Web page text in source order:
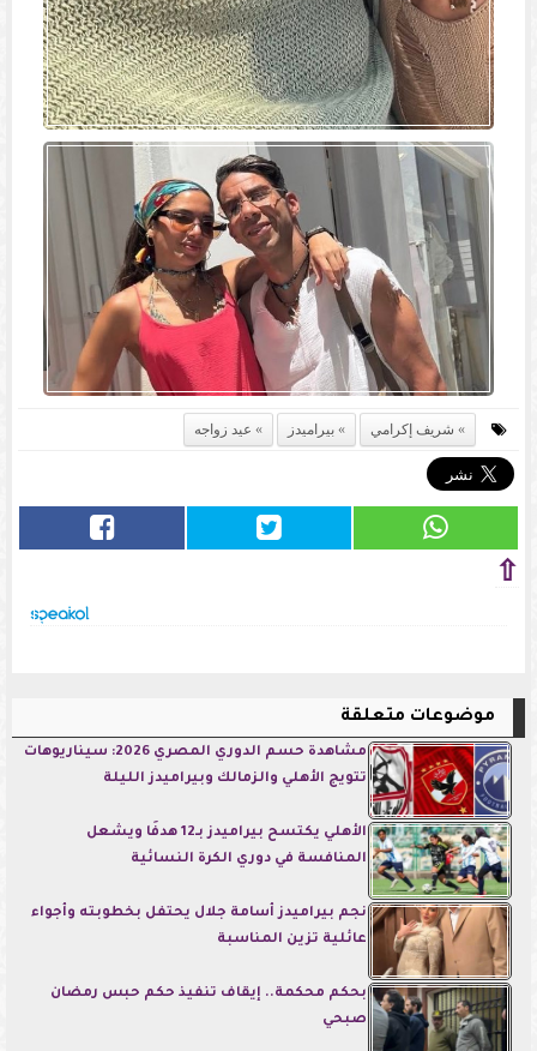
شريف إكرامي بيراميدز عيد زواجه
⇧
موضوعات متعلقة
مشاهدة حسم الدوري المصري 2026: سيناريوهات
تتويج الأهلي والزمالك وبيراميدز الليلة
الأهلي يكتسح بيراميدز بـ12 هدفًا ويشعل
المنافسة في دوري الكرة النسائية
نجم بيراميدز أسامة جلال يحتفل بخطوبته وأجواء
عائلية تزين المناسبة
بحكم محكمة.. إيقاف تنفيذ حكم حبس رمضان
صبحي